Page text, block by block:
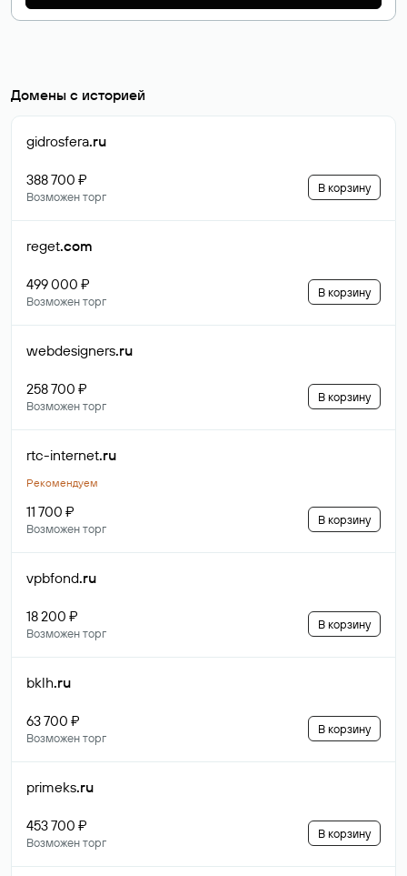
Домены с историей
gidrosfera.ru
388 700 ₽
Возможен торг
В корзину
reget.com
499 000 ₽
Возможен торг
В корзину
webdesigners.ru
258 700 ₽
Возможен торг
В корзину
rtc-internet.ru
Рекомендуем
11 700 ₽
Возможен торг
В корзину
vpbfond.ru
18 200 ₽
Возможен торг
В корзину
bklh.ru
63 700 ₽
Возможен торг
В корзину
primeks.ru
453 700 ₽
Возможен торг
В корзину